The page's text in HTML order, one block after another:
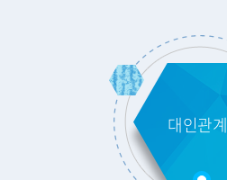
대인관계